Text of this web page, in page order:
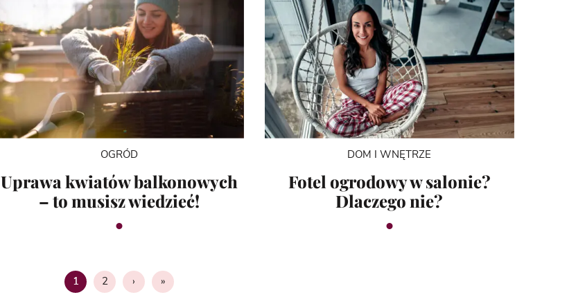
OGRÓD
Uprawa kwiatów balkonowych
– to musisz wiedzieć!
DOM I WNĘTRZE
Fotel ogrodowy w salonie?
Dlaczego nie?
1 Strona
2 › »